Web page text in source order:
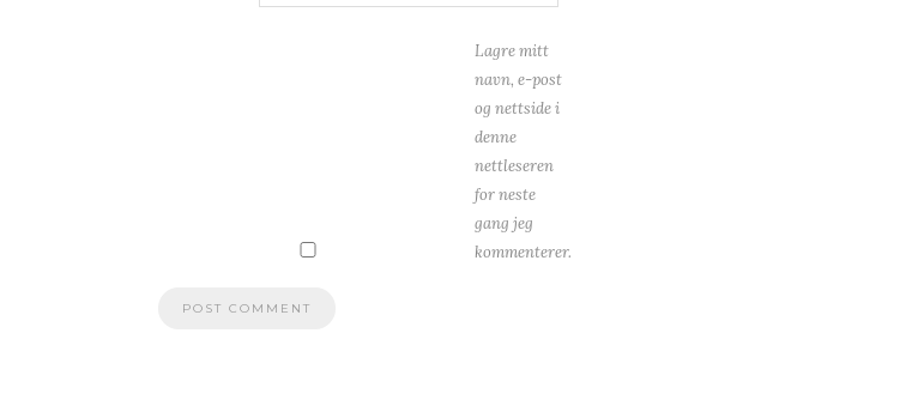
Lagre mitt
navn, e-post
og nettside i
denne
nettleseren
for neste
gang jeg
kommenterer.